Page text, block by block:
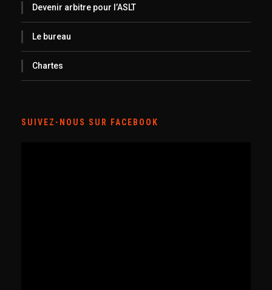
Devenir arbitre pour l’ASLT
Le bureau
Chartes
SUIVEZ-NOUS SUR FACEBOOK